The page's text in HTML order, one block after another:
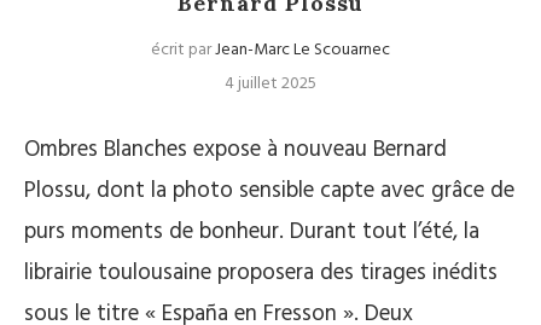
écrit parJean-Marc Le Scouarnec
4 juillet 2025
Ombres Blanches expose à nouveau Bernard
Plossu, dont la photo sensible capte avec grâce de
purs moments de bonheur. Durant tout l’été, la
librairie toulousaine proposera des tirages inédits
sous le titre « España en Fresson ». Deux